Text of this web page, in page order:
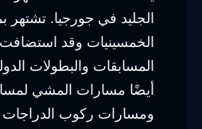
الجليد في جورجيا. تشتهر
الخمسينيات وقد
المسابقات والبطولات
أيضًا مسارات المشي
ومسارات ركوب الدراجات